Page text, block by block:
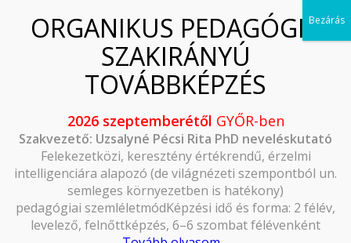
2026 szeptemberétől GYŐR-ben
Szakvezető: Uzsalyné Pécsi Rita PhD neveléskutató
Felekezetközi, keresztény értékrendű, érzelmi
intelligenciára alapozó (de világnézeti szempontból un.
semleges környezetben is hatékony)
pedagógiai szemléletmódKépzési idő és forma: 2 félév,
levelező, felnőttképzés, 6–6 szombat félévenként